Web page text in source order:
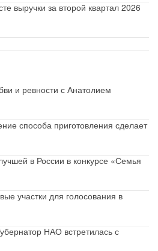
выручки за второй квартал 2026
и ревности с Анатолием
способа приготовления сделает
в России в конкурсе «Семья
участки для голосования в
НАО встретилась с